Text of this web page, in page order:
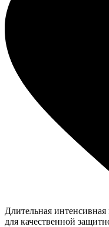
Длительная
для качественной